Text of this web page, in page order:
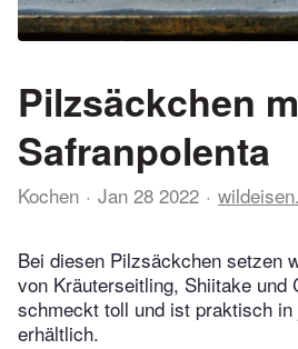
Pilzsäckchen
Safranpolenta
Kochen Jan 28 2022
Bei diesen Pilzsäckchen setzen
von Kräuterseitling, Shiitake und
schmeckt toll und ist praktisch
erhältlich.